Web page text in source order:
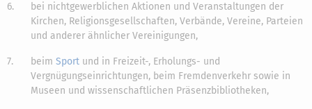
6.
bei nichtgewerblichen Aktionen und Veranstaltungen der
Kirchen, Religionsgesellschaften, Verbände, Vereine, Parteien
und anderer ähnlicher Vereinigungen,
7. beimSport und in Freizeit-, Erholungs- und
Vergnügungseinrichtungen, beim Fremdenverkehr sowie in
Museen und wissenschaftlichen Präsenzbibliotheken,